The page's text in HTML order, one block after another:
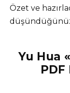
Özet ve
Yu Hua